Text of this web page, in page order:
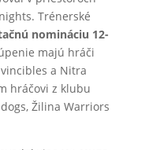
Trénerské
nomináciu 12-
majú hráči
a Nitra
hráčovi z klubu
Žilina Warriors